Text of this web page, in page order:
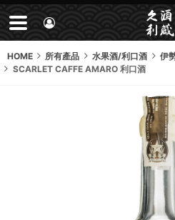
HOME 所有產品 水果酒/利口酒 伊
SCARLET CAFFE AMARO 利口酒